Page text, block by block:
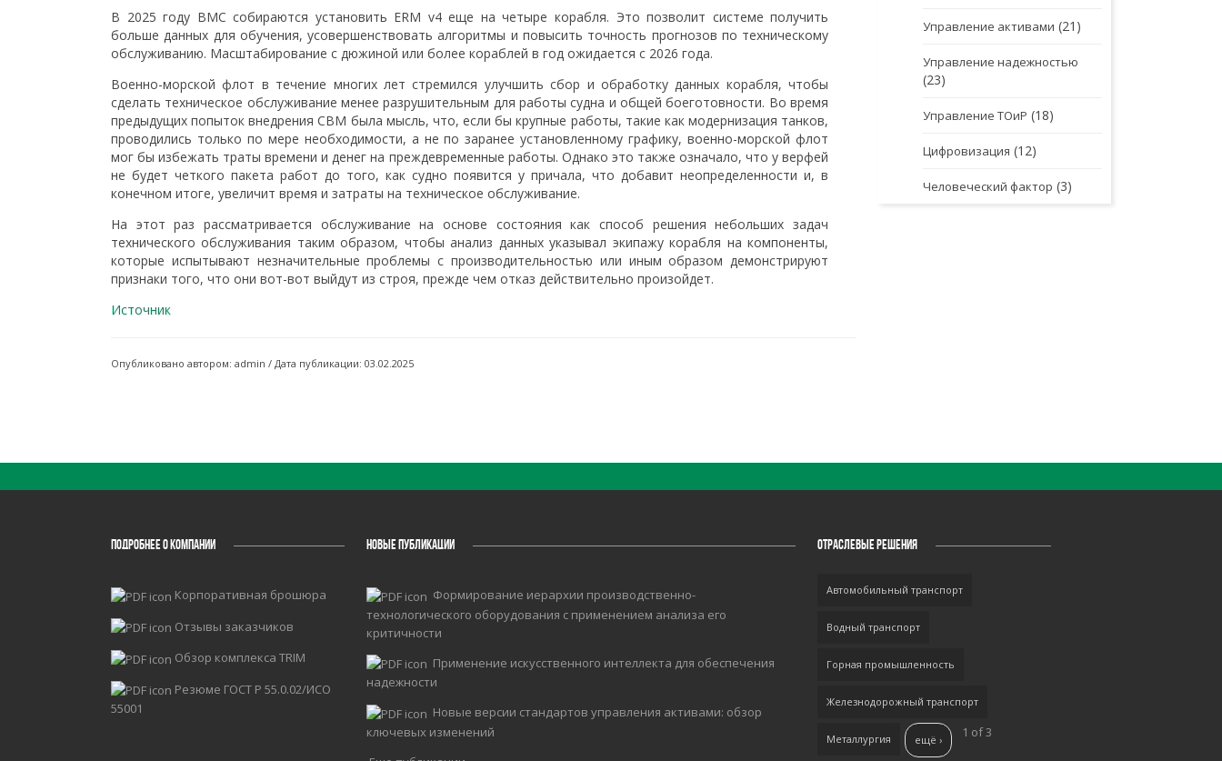
В 2025 году ВМС собираются установить ERM v4 еще на четыре корабля. Это позволит системе получить
больше данных для обучения, усовершенствовать алгоритмы и повысить точность прогнозов по техническому
обслуживанию. Масштабирование с дюжиной или более кораблей в год ожидается с 2026 года.
Военно-морской флот в течение многих лет стремился улучшить сбор и обработку данных корабля, чтобы
сделать техническое обслуживание менее разрушительным для работы судна и общей боеготовности. Во время
предыдущих попыток внедрения CBM была мысль, что, если бы крупные работы, такие как модернизация танков,
проводились только по мере необходимости, а не по заранее установленному графику, военно-морской флот
мог бы избежать траты времени и денег на преждевременные работы. Однако это также означало, что у верфей
не будет четкого пакета работ до того, как судно появится у причала, что добавит неопределенности и, в
конечном итоге, увеличит время и затраты на техническое обслуживание.
На этот раз рассматривается обслуживание на основе состояния как способ решения небольших задач
технического обслуживания таким образом, чтобы анализ данных указывал экипажу корабля на компоненты,
которые испытывают незначительные проблемы с производительностью или иным образом демонстрируют
признаки того, что они вот-вот выйдут из строя, прежде чем отказ действительно произойдет.
Источник
Опубликовано автором: admin / Дата публикации: 03.02.2025
Управление активами (21)
Управление надежностью
(23)
Управление ТОиР (18)
Цифровизация (12)
Человеческий фактор (3)
ПОДРОБНЕЕ О КОМПАНИИ
Корпоративная брошюра
Отзывы заказчиков
Обзор комплекса TRIM
Резюме ГОСТ Р 55.0.02/ИСО
55001
НОВЫЕ ПУБЛИКАЦИИ
Формирование иерархии производственно-
технологического оборудования с применением анализа его
критичности
Применение искусственного интеллекта для обеспечения
надежности
Новые версии стандартов управления активами: обзор
ключевых изменений
ОТРАСЛЕВЫЕ РЕШЕНИЯ
Автомобильный транспорт
Водный транспорт
Горная промышленность
Железнодорожный транспорт
Металлургия 1 of 3
ещё ›